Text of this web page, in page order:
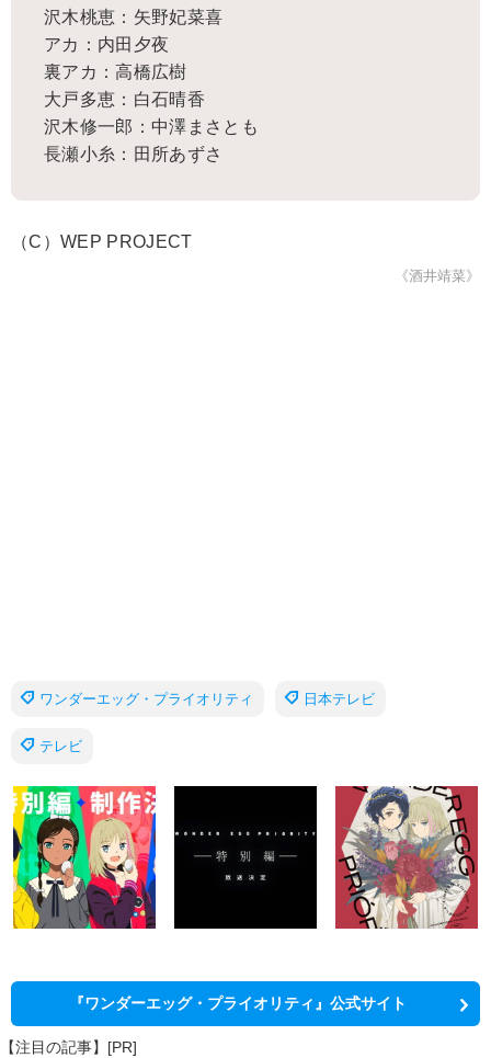
沢木桃恵：矢野妃菜喜
アカ：内田夕夜
裏アカ：高橋広樹
大戸多恵：白石晴香
沢木修一郎：中澤まさとも
長瀬小糸：田所あずさ
（C）WEP PROJECT
《酒井靖菜》
ワンダーエッグ・プライオリティ 日本テレビ
テレビ
『ワンダーエッグ・プライオリティ』公式サイト
【注目の記事】[PR]